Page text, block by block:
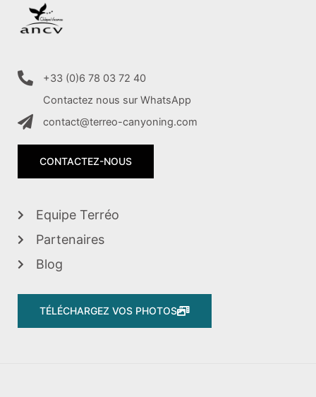
+33 (0)6 78 03 72 40
Contactez nous sur WhatsApp
contact@terreo-canyoning.com
CONTACTEZ-NOUS
Equipe Terréo
Partenaires
Blog
TÉLÉCHARGEZ VOS PHOTOS